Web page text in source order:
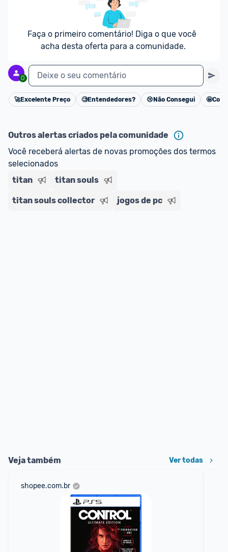
Faça o primeiro comentário! Diga o que você
acha desta oferta para a comunidade.
0 Deixe o seu comentário
Cancelar
🚀Excelente Preço 🧐Entendedores? 😢 Não Consegui 🤩
Outros alertas criados pela comunidade
Você receberá alertas de novas promoções dos termos
selecionados
titan
titan souls
titan souls collector jogos de pc
Veja também Ver todas
shopee.com.br